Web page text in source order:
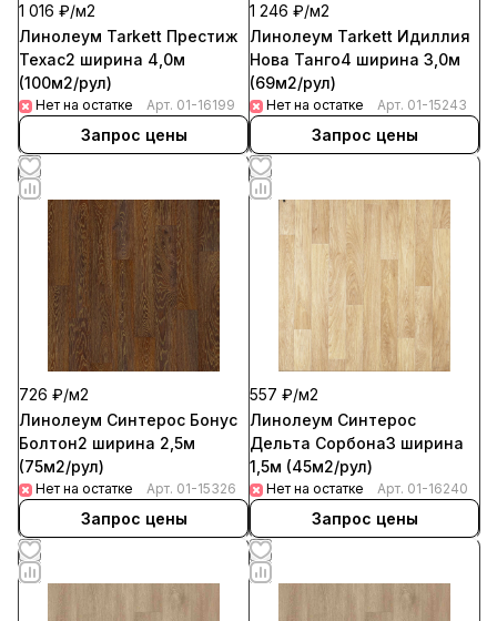
1 016 ₽/м2
Линолеум Tarkett Престиж
Техас2 ширина 4,0м
(100м2/рул)
Нет на остатке Арт. 01-16199
Запрос цены
1 246 ₽/м2
Линолеум Tarkett Идиллия
Нова Танго4 ширина 3,0м
(69м2/рул)
Нет на остатке Арт. 01-15243
Запрос цены
726 ₽/м2
Линолеум Синтерос Бонус
Болтон2 ширина 2,5м
(75м2/рул)
Нет на остатке Арт. 01-15326
Запрос цены
557 ₽/м2
Линолеум Синтерос
Дельта Сорбона3 ширина
1,5м (45м2/рул)
Нет на остатке Арт. 01-16240
Запрос цены